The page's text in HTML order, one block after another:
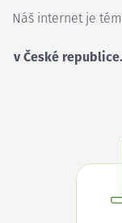
Náš internet je
v České republice.